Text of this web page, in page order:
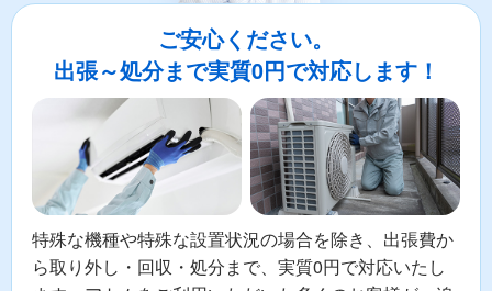
ご安心ください。
出張～処分まで実質0円で対応します！
特殊な機種や特殊な設置状況の場合を除き、出張費か
ら取り外し・回収・処分まで、実質0円で対応いたし